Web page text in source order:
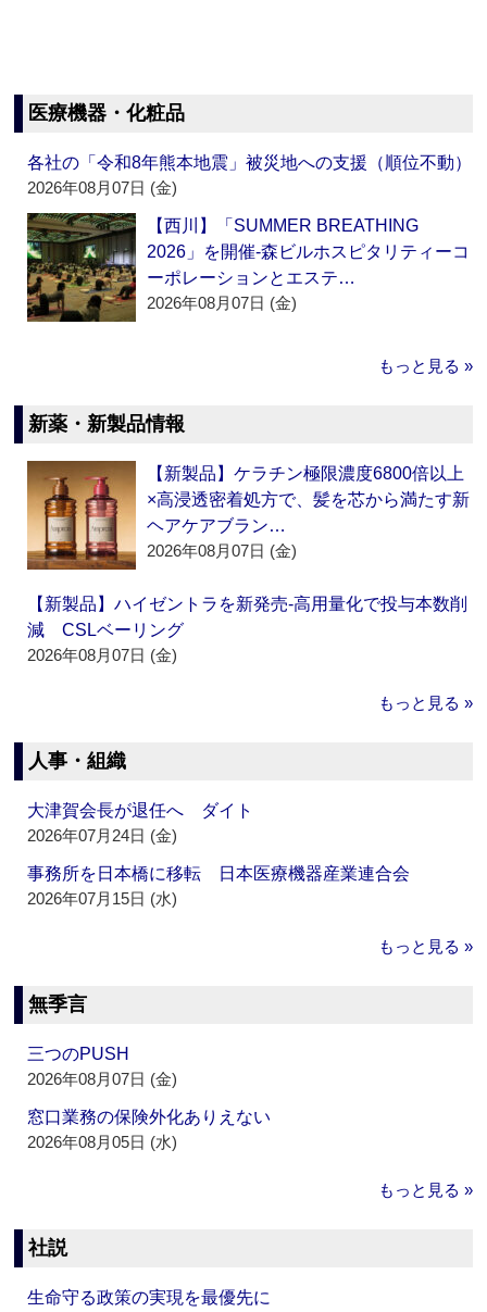
医療機器・化粧品
各社の「令和8年熊本地震」被災地への支援（順位不動）
2026年08月07日 (金)
【西川】「SUMMER BREATHING
2026」を開催‐森ビルホスピタリティーコ
ーポレーションとエステ…
2026年08月07日 (金)
もっと見る »
新薬・新製品情報
【新製品】ケラチン極限濃度6800倍以上
×高浸透密着処方で、髪を芯から満たす新
ヘアケアブラン…
2026年08月07日 (金)
【新製品】ハイゼントラを新発売‐高用量化で投与本数削
減 CSLベーリング
2026年08月07日 (金)
もっと見る »
人事・組織
大津賀会長が退任へ ダイト
2026年07月24日 (金)
事務所を日本橋に移転 日本医療機器産業連合会
2026年07月15日 (水)
もっと見る »
無季言
三つのPUSH
2026年08月07日 (金)
窓口業務の保険外化ありえない
2026年08月05日 (水)
もっと見る »
社説
生命守る政策の実現を最優先に